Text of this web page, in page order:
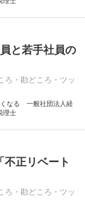
と若手社員の
ろ・勘どころ・ツッ
くなる 一般社団法人経
理士
正リベート
ろ・勘どころ・ツッ